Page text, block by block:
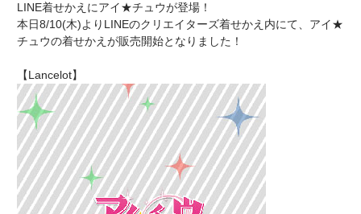
アプリゲーム
イベント・キャンペーン
ミュージック
グッズ・本
ギャラリー
ユニット&キャラクター
イベント・キャンペーン
ミュージック
グッズ・本
ギャラリー
LINE着せかえにアイ★チュウが登場！
本日8/10(木)よりLINEのクリエイターズ着せかえ内にて、アイ★
チュウの着せかえが販売開始となりました！
【Lancelot】